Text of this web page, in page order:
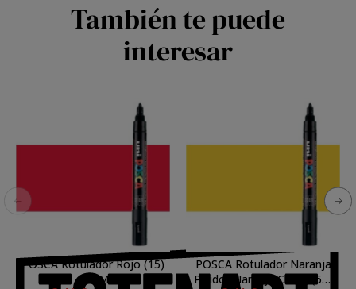
También te puede
interesar
POSCA Rotulador Rojo (15)
PC5M
POSCA Rotulador Naranja
Palido (Naranja Claro) (54)